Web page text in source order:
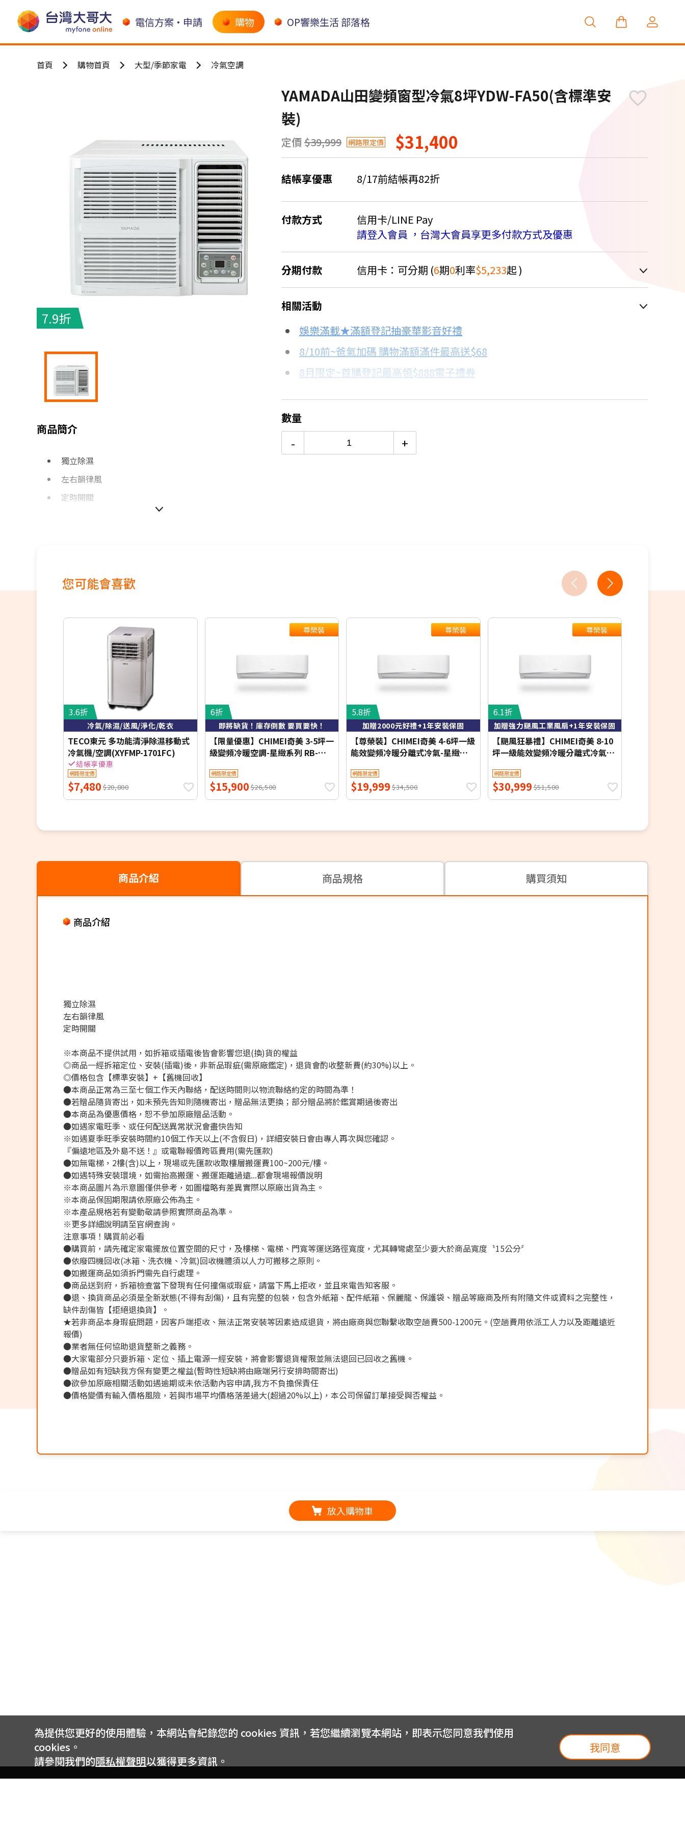
電信方案•申請 購物 OP響樂生活 部落格
首頁 購物首頁 大型/季節家電 冷氣空調
7.9折
商品簡介
獨立除濕
左右韻律風
定時開關
配送時間以物流聯絡約定的時間為準
知。
偏遠地區及外島不送！
若您同意以上約定事項再行下單，謝謝。
優惠價格，恕不參加原廠贈品活動。(回函贈除外)
保固依原廠公告為主，加贈安裝保固一年。
YAMADA山田變頻窗型冷氣8坪YDW-FA50(含標準安
裝)
定價 $39,999 網路限定價 $31,400
結帳享優惠 8/17前結帳再82折
付款方式
信用卡/LINE Pay
請登入會員 ，台灣大會員享更多付款方式及優惠
分期付款 信用卡：可分期 (6期0利率$5,233起 )
＊實際可分期數、適用利率，請以購物車顯示為主
信用卡分期
分期數
3期 0利率
每期金額
$10,466
$2,799
配合銀行/業者
18家銀行/業者
相關活動
娛樂滿載★滿額登記抽豪華影音好禮
8/10前~爸氣加碼 購物滿額滿件最高送$68
8月限定~首購登記最高領$888電子禮券
更多信用卡分期0利率滿額享回饋
熱銷冷氣機推薦→點我看達人教你買
冷氣挑選教學→點我看達人教你買
數量
- +
您可能會喜歡
3.6折
冷氣/除濕/送風/淨化/乾衣
TECO東元 多功能清淨除濕移動式
冷氣機/空調(XYFMP-1701FC)
結帳享優惠
網路限定價
$7,480 $20,800
尊榮裝
6折
即將缺貨！庫存倒數 要買要快！
【限量優惠】CHIMEI奇美 3-5坪一
級變頻冷暖空調-星緻系列 RB-
安裝+舊機回收】【加贈2000元好
禮+1年安裝保固】
網路限定價
$15,900$26,500
尊榮裝
5.8折
加贈2000元好禮+1年安裝保固
【尊榮裝】CHIMEI奇美 4-6坪一級
能效變頻冷暖分離式冷氣-星緻系
S37HG1【含基本安裝+舊機回
收】【加贈2000元好禮+1年安裝
保固】
網路限定價
$19,999 $34,500
尊榮裝
6.1折
加贈強力颶風工業風扇+1年安裝保固
【颶風狂暴禮】CHIMEI奇美 8-10
坪一級能效變頻冷暖分離式冷氣-
S65HG1-1【含基本安裝+舊機回
收】【加贈2000元好禮+1年安裝
保固】
網路限定價
$30,999$51,500
商品介紹 商品規格 購買須知
商品介紹
獨立除濕
左右韻律風
定時開關
※本商品不提供試用，如拆箱或插電後皆會影響您退(換)貨的權益
◎商品一經拆箱定位、安裝(插電)後，非新品瑕疵(需原廠鑑定)，退貨會酌收整新費(約30%)以上。
◎價格包含【標準安裝】+【舊機回收】
●本商品正常為三至七個工作天內聯絡，配送時間則以物流聯絡約定的時間為準！
●若贈品隨貨寄出，如未預先告知則隨機寄出，贈品無法更換；部分贈品將於鑑賞期過後寄出
●本商品為優惠價格，恕不參加原廠贈品活動。
●如遇家電旺季、或任何配送異常狀況會盡快告知
※如遇夏季旺季安裝時間約10個工作天以上(不含假日)，詳細安裝日會由專人再次與您確認。
『偏遠地區及外島不送！』或電聯報價跨區費用(需先匯款)
●如無電梯，2樓(含)以上，現場或先匯款收取樓層搬運費100~200元/樓。
●如遇特殊安裝環境，如需抬高搬運、搬運距離過遠...都會現場報價說明
※本商品圖片為示意圖僅供參考，如圖檔略有差異實際以原廠出貨為主。
※本商品保固期限請依原廠公佈為主。
※本產品規格若有變動敬請參照實際商品為準。
※更多詳細說明請至官網查詢。
注意事項！購買前必看
●購買前，請先確定家電擺放位置空間的尺寸，及樓梯、電梯、門寬等運送路徑寬度，尤其轉彎處至少要大於商品寬度〝15公分〞
●依廢四機回收(冰箱、洗衣機、冷氣)回收機體須以人力可搬移之原則。
●如搬運商品如須拆門需先自行處理。
●商品送到府，拆箱檢查當下發現有任何撞傷或瑕疵，請當下馬上拒收，並且來電告知客服。
●退、換貨商品必須是全新狀態(不得有刮傷)，且有完整的包裝，包含外紙箱、配件紙箱、保麗龍、保護袋、贈品等廠商及所有附隨文件或資料之完整性，
缺件刮傷皆【拒絕退換貨】。
★若非商品本身瑕疵問題，因客戶端拒收、無法正常安裝等因素造成退貨，將由廠商與您聯繫收取空趟費500-1200元。(空趟費用依派工人力以及距離遠近
報價)
●業者無任何協助退貨整新之義務。
●大家電部分只要拆箱、定位、插上電源一經安裝，將會影響退貨權限並無法退回已回收之舊機。
●贈品如有短缺我方保有變更之權益(暫時性短缺將由廠端另行安排時間寄出)
●欲參加原廠相關活動如遇逾期或未依活動內容申請,我方不負擔保責任
●價格變價有輸入價格風險，若與市場平均價格落差過大(超過20%以上)，本公司保留訂單接受與否權益。
放入購物車
為提供您更好的使用體驗，本網站會紀錄您的 cookies 資訊，若您繼續瀏覽本網站，即表示您同意我們使用
cookies。
請參閱我們的隱私權聲明以獲得更多資訊。
我同意